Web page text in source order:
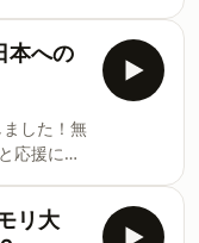
み上げ推
上げ
もありま
ac574dff0f
ー【今日
らメモリ
JAL保険サ
クス・フ
信がいい
てみまし
nisa1-
用アカウ
・無料で
もありま
ac574dff0f
本への
した！無
応援にな
nisa1-
リ大